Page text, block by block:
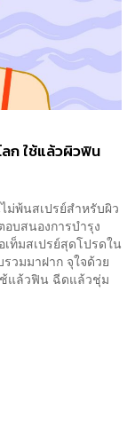
ก ใช้แล้วผิวฟิน
ม่พ้นสเปรย์สำหรับผิว
บสนองการบำรุง
ท็มสเปรย์สุดโปรดใน
วมมาฝาก จุใจด้วย
แล้วฟิน ฉีดแล้วชุ่ม